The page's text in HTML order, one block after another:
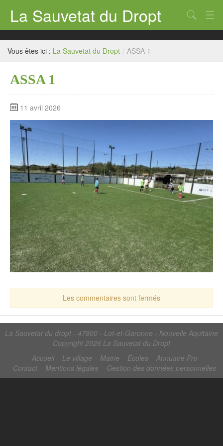
La Sauvetat du Dropt
Accueil
Mairie
Le village
Annuaire Pro
Écoles
Archives
Agenda 2026
Contact
Chercher
Vous êtes ici : La Sauvetat du Dropt / ASSA 1
ASSA 1
11 avril 2026
Les commentaires sont fermés
La Sauvetat du dropt - 47800 - Lot-et-Garonne - Nouvelle Aquitaine
Copyright 2026 La Sauvetat du Dropt
Accueil
Le village Mairie Écoles
Annuaire Pro
Contact
Mentions légales Gestion des données personnelles